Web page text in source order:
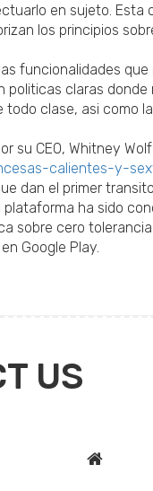
en sujeto.
los principios
funcionalidades
claras
clase, asi­ como
CEO, Whitney
calientes-y-
dan el primer
ha sido
sobre cero
Google Play.
US